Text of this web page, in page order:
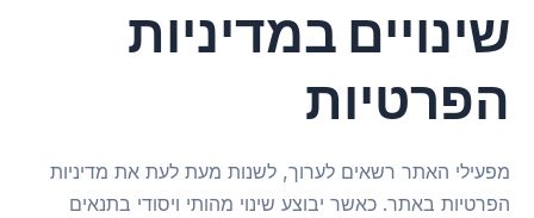
שינויים במדיניות
הפרטיות
מפעילי האתר רשאים לערוך, לשנות מעת לעת את מדיניות
הפרטיות באתר. כאשר יבוצע שינוי מהותי ויסודי בתנאים